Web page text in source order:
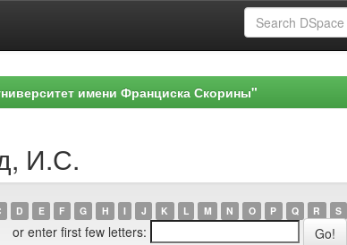
имени Франциска Скорины"
И.С.
D E F G H I J K L M N O P Q R S
or enter first few letters: